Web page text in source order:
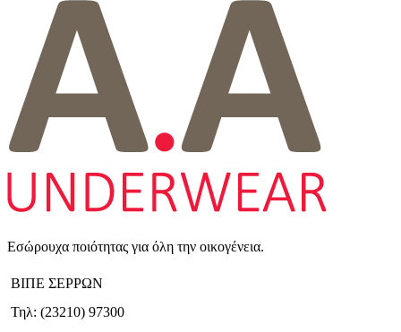
έχει
πολλαπλές
παραλλαγές.
Οι
επιλογές
στη
σελίδα
του
Εσώρουχα ποιότητας για όλη την οικογένεια.
ΒΙΠΕ ΣΕΡΡΩΝ
Τηλ: (23210) 97300